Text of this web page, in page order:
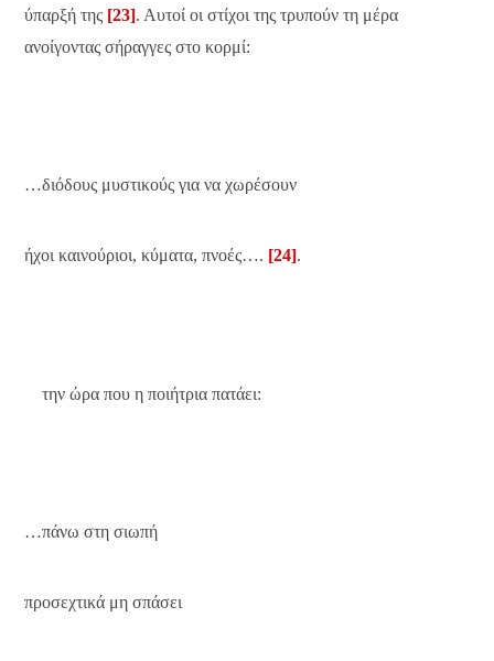
ύπαρξή της [23]. Αυτοί οι στίχοι της τρυπούν τη μέρα
ανοίγοντας σήραγγες στο κορμί:
…διόδους μυστικούς για να χωρέσουν
ήχοι καινούριοι, κύματα, πνοές…. [24].
την ώρα που η ποιήτρια πατάει:
…πάνω στη σιωπή
προσεχτικά μη σπάσει